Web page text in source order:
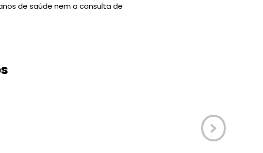
de saúde nem a consulta de